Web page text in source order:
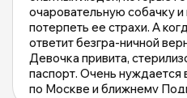
очаровательную собачку и
потерпеть ее страхи. А
ответит безгра-ничной
Девочка привита,
паспорт. Очень нуждается
по Москве и ближнему